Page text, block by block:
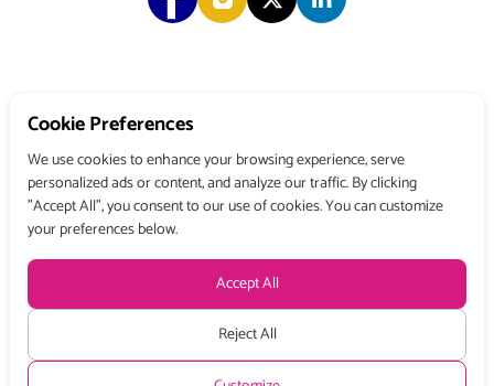
Cookie Preferences
We use cookies to enhance your browsing experience, serve
personalized ads or content, and analyze our traffic. By clicking
"Accept All", you consent to our use of cookies. You can customize
your preferences below.
Accept All
Reject All
Prices excl. VAT from :
Month:
590 €
Tél: +33 (0) 1 80 522 522
Belgique : 156, avenue de Floréal – 1180 BRUXELLES
Terms and conditionsPrivacy PolicyLegal Mentions
Stay up to date with all the latest news from Choose and Workby